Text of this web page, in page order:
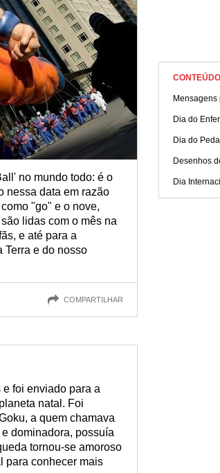
no mundo todo: é o
nessa data em razão
"go" e o nove,
lidas com o mês na
e até para a
Terra e do nosso
COMPARTILHAR
foi enviado para a
natal. Foi
a quem chamava
dominadora, possuía
tornou-se amoroso
para conhecer mais
Dia do
Dia do
Desenhos
Dia